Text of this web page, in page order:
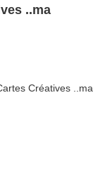
..ma